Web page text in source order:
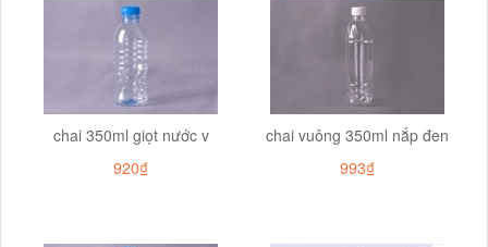
chai 350ml giọt nước v
920₫
chai vuông 350ml nắp đen
993₫